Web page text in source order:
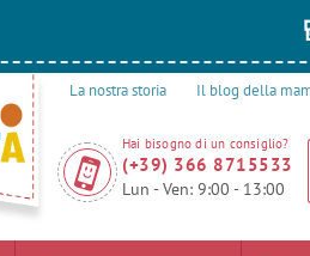
La nostra storia Il blog della
Hai bisogno di un consiglio?
(+39) 366 8715533
Lun - Ven: 9:00 - 13:00